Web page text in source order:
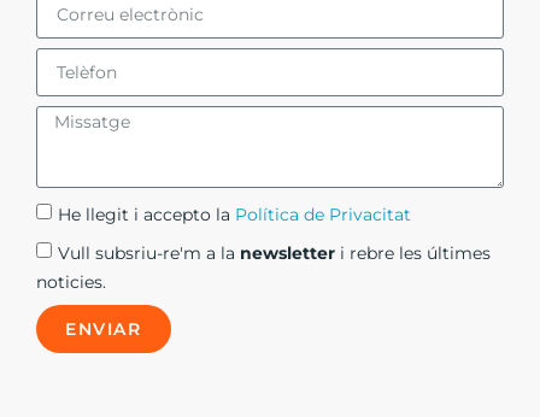
He llegit i accepto la Política de Privacitat​
Vull subsriu-re'm a la newsletter i rebre les últimes
noticies.
ENVIAR